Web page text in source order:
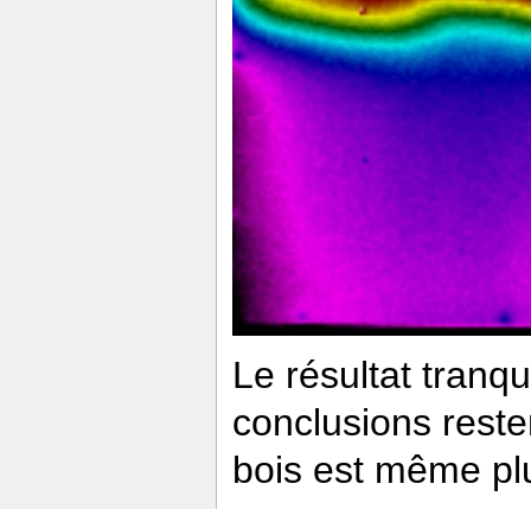
Le résultat
conclusions
bois est même